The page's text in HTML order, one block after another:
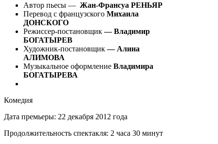
Автор пьесы — Жан-Франсуа РЕНЬЯР
Перевод с французского Михаила
ДОНСКОГО
Режиссер-постановщик— Владимир
БОГАТЫРЕВ
Художник-постановщик— Алина
АЛИМОВА
Музыкальное оформление Владимира
БОГАТЫРЕВА
Комедия
Дата премьеры: 22 декабря 2012 года
Продолжительность спектакля: 2 часа 30 минут